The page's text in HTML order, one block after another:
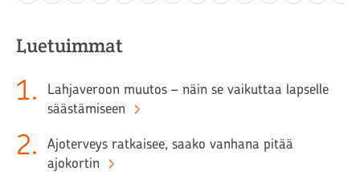
Luetuimmat
1.
Lahjaveroon muutos – näin se vaikuttaa lapselle
säästämiseen
2.
Ajoterveys ratkaisee, saako vanhana pitää
ajokortin